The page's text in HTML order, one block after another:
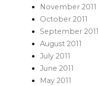
November 2011
October 2011
September 2011
August 2011
July 2011
June 2011
May 2011